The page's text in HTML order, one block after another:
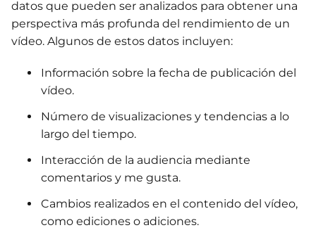
datos que pueden ser analizados para obtener una
perspectiva más profunda del rendimiento de un
vídeo. Algunos de estos datos incluyen:
Información sobre la fecha de publicación del
vídeo.
Número de visualizaciones y tendencias a lo
largo del tiempo.
Interacción de la audiencia mediante
comentarios y me gusta.
Cambios realizados en el contenido del vídeo,
como ediciones o adiciones.